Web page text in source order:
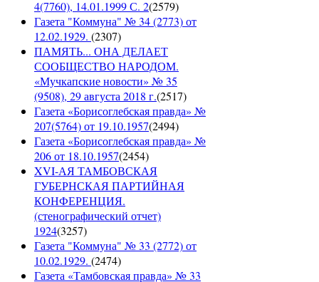
4(7760), 14.01.1999 С. 2(2579)
Газета "Коммуна" № 34 (2773) от
12.02.1929. (2307)
ПАМЯТЬ... ОНА ДЕЛАЕТ
СООБЩЕСТВО НАРОДОМ.
«Мучкапские новости» № 35
(9508), 29 августа 2018 г.(2517)
Газета «Борисоглебская правда» №
207(5764) от 19.10.1957(2494)
Газета «Борисоглебская правда» №
206 от 18.10.1957(2454)
XVI-АЯ ТАМБОВСКАЯ
ГУБЕРНСКАЯ ПАРТИЙНАЯ
КОНФЕРЕНЦИЯ.
(стенографический отчет)
1924(3257)
Газета "Коммуна" № 33 (2772) от
10.02.1929. (2474)
Газета «Тамбовская правда» № 33